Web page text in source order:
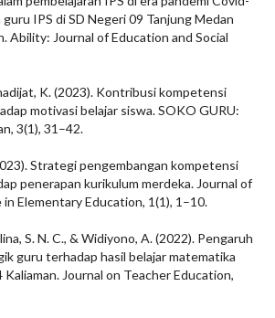
IPS di SD Negeri 09 Tanjung Medan
Ability: Journal of Education and Social
K. (2023). Kontribusi kompetensi
motivasi belajar siswa. SOKO GURU:
3(1), 31–42.
Strategi pengembangan kompetensi
penerapan kurikulum merdeka. Journal of
Elementary Education, 1(1), 1–10.
S. N. C., & Widiyono, A. (2022). Pengaruh
guru terhadap hasil belajar matematika
Kaliaman. Journal on Teacher Education,